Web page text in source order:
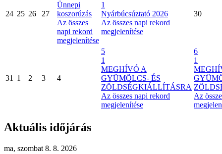
24 25 26 27
Ünnepi
koszorúzás
Az összes
napi rekord
megjelenítése
1
Nyárbúcsúztató 2026
Az összes napi rekord
megjelenítése
30
31 1 2 3 4
5
1
MEGHÍVÓ A
GYÜMÖLCS- ÉS
ZÖLDSÉGKIÁLLÍTÁSRA
Az összes napi rekord
megjelenítése
6
1
Az
Aktuális időjárás
ma, szombat 8. 8. 2026